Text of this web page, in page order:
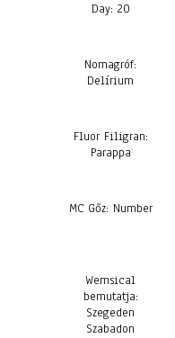
Day: 20
Nomagróf:
Delírium
Fluor Filigran:
Parappa
MC Gőz: Number
Wemsical
bemutatja:
Szegeden
Szabadon